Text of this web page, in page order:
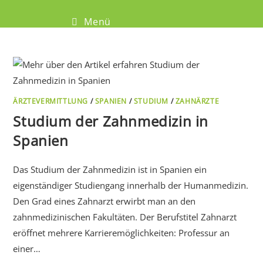
Menü
ÄRZTEVERMITTLUNG /SPANIEN /STUDIUM /ZAHNÄRZTE
Studium der Zahnmedizin in
Spanien
Das Studium der Zahnmedizin ist in Spanien ein
eigenständiger Studiengang innerhalb der Humanmedizin.
Den Grad eines Zahnarzt erwirbt man an den
zahnmedizinischen Fakultäten. Der Berufstitel Zahnarzt
eröffnet mehrere Karrieremöglichkeiten: Professur an
einer…